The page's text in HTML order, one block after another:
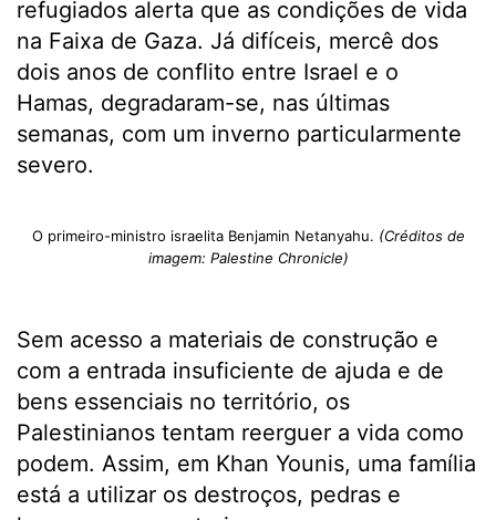
refugiados alerta que as condições de vida
na Faixa de Gaza. Já difíceis, mercê dos
dois anos de conflito entre Israel e o
Hamas, degradaram-se, nas últimas
semanas, com um inverno particularmente
severo.
O primeiro-ministro israelita Benjamin Netanyahu. (Créditos de
imagem: Palestine Chronicle)
Sem acesso a materiais de construção e
com a entrada insuficiente de ajuda e de
bens essenciais no território, os
Palestinianos tentam reerguer a vida como
podem. Assim, em Khan Younis, uma família
está a utilizar os destroços, pedras e